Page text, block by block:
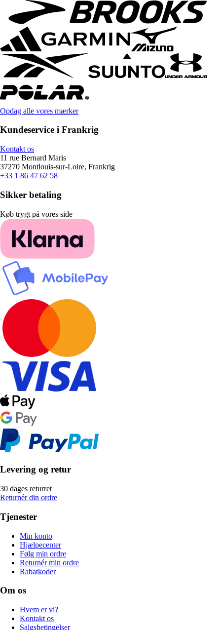
Opdag alle vores mærker
Kundeservice i Frankrig
Kontakt os
11 rue Bernard Maris
37270 Montlouis-sur-Loire, Frankrig
+33 1 86 47 62 58
Sikker betaling
Køb trygt på vores side
Levering og retur
30 dages returret
Returnér din ordre
Tjenester
Min konto
Hjælpecenter
Følg min ordre
Returnér min ordre
Rabatkoder
Om os
Hvem er vi?
Kontakt os
Salgsbetingelser